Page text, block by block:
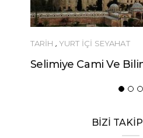
TARİH , YURT İÇİ SEYAHAT
Selimiye Cami Ve
BİZİ